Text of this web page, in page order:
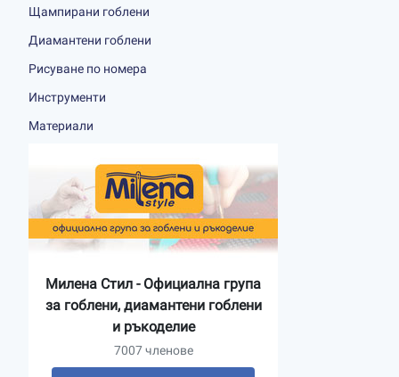
Щампирани гоблени
Диамантени гоблени
Рисуване по номера
Инструменти
Материали
Милена Стил - Официална група
за гоблени, диамантени гоблени
и ръкоделие
7007 членове